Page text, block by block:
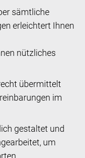
sämtliche
erleichtert Ihnen
nützliches
übermittelt
im
gestaltet und
um